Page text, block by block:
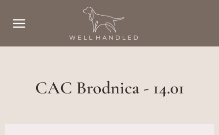
CAC Brodnica - 14.01